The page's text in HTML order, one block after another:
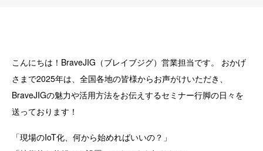
こんにちは！BraveJIG（ブレイブジグ）営業担当です。 おかげ
さまで2025年は、全国各地の皆様からお声がけいただき、
BraveJIGの魅力や活用方法をお伝えするセミナー行脚の日々を
送っております！
「現場のIoT化、何から始めればいいの？」